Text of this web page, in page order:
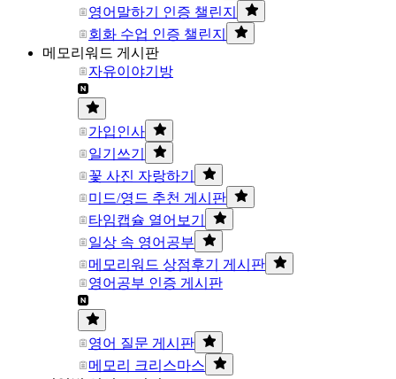
영어말하기 인증 챌린지
회화 수업 인증 챌린지
메모리워드 게시판
자유이야기방
가입인사
일기쓰기
꽃 사진 자랑하기
미드/영드 추천 게시판
타임캡슐 열어보기
일상 속 영어공부
메모리워드 상점후기 게시판
영어공부 인증 게시판
영어 질문 게시판
메모리 크리스마스